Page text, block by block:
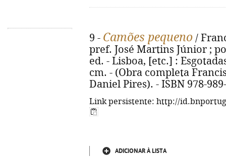
9 - Camões pequeno /
pref. José Martins Júnior ;
ed. - Lisboa, [etc.] :
cm. - (Obra completa
Daniel Pires). - ISBN 978-
Link persistente: http://
ADICIONAR À LISTA